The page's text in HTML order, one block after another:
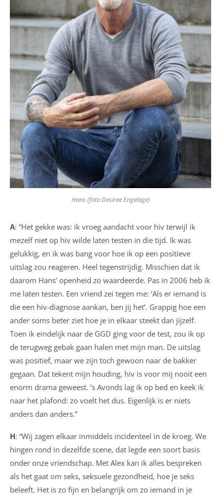
Hans (foto Desiree Engelage)
A: “Het gekke was: ik vroeg aandacht voor hiv terwijl ik
mezelf niet op hiv wilde laten testen in die tijd. Ik was
gelukkig, en ik was bang voor hoe ik op een positieve
uitslag zou reageren. Heel tegenstrijdig. Misschien dat ik
daarom Hans’ openheid zo waardeerde. Pas in 2006 heb ik
me laten testen. Een vriend zei tegen me: ‘Als er iemand is
die een hiv-diagnose aankan, ben jij het’. Grappig hoe een
ander soms beter ziet hoe je in elkaar steekt dan jijzelf.
Toen ik eindelijk naar de GGD ging voor de test, zou ik op
de terugweg gebak gaan halen met mijn man. De uitslag
was positief, maar we zijn toch gewoon naar de bakker
gegaan. Dat tekent mijn houding, hiv is voor mij nooit een
enorm drama geweest. ’s Avonds lag ik op bed en keek ik
naar het plafond: zo voelt het dus. Eigenlijk is er niets
anders dan anders.”
H: “Wij zagen elkaar inmiddels incidenteel in de kroeg. We
hingen rond in dezelfde scene, dat legde een soort basis
onder onze vriendschap. Met Alex kan ik alles bespreken
als het gaat om seks, seksuele gezondheid, hoe je seks
beleeft. Het is zo fijn en belangrijk om zo iemand in je